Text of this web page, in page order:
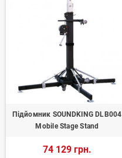
Підйомник SOUNDKING DLB004
Mobile Stage Stand
74 129 грн.